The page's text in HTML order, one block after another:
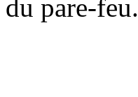
du pare-feu.